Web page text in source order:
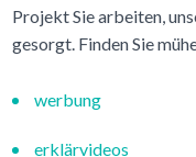
Projekt Sie arbeiten,
gesorgt. Finden Sie
werbung
erklärvideos